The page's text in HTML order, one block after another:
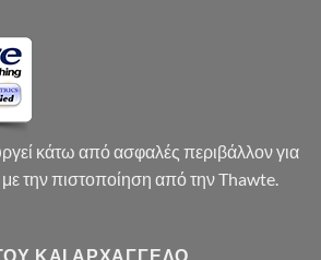
κάτω από ασφαλές περιβάλλον για
την πιστοποίηση από την Thawte.
ΚΑΙ ΑΡΧΆΓΓΕΛΟ